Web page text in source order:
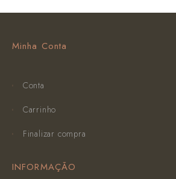
Minha Conta
Conta
Carrinho
Finalizar compra
INFORMAÇÃO